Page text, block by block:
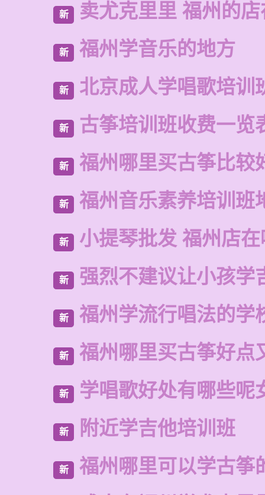
新 卖尤克里里 福州的
新 福州学音乐的地方
新 北京成人学唱歌培训
新 古筝培训班收费一览
新 福州哪里买古筝比较
新 福州音乐素养培训班
新 小提琴批发 福州店
新 强烈不建议让小孩学
新 福州学流行唱法的学
新 福州哪里买古筝好点
新 学唱歌好处有哪些呢
新 附近学吉他培训班
新 福州哪里可以学古筝